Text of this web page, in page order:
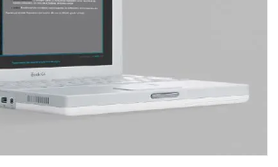
FACULTAD DE ARTES